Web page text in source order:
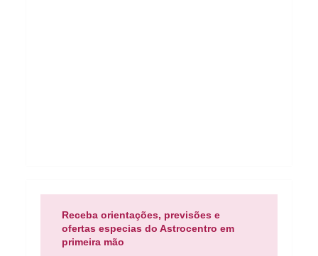
Receba orientações, previsões e
ofertas especias do Astrocentro em
primeira mão